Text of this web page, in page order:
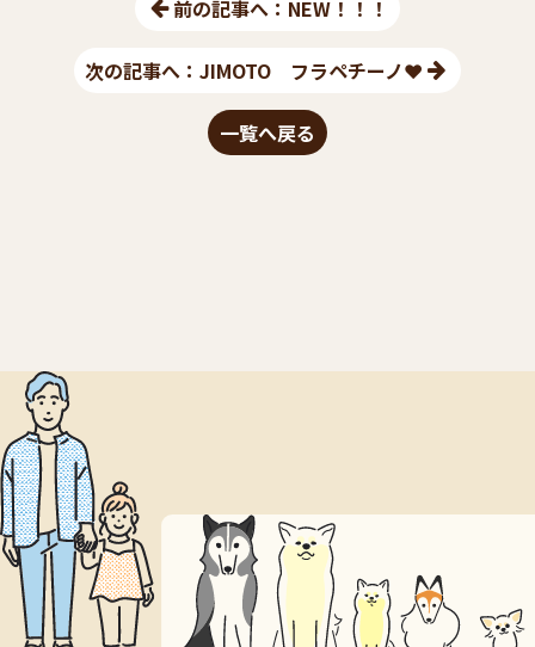
前の記事へ：NEW！！！
一覧へ戻る
次の記事へ：JIMOTO フラペチーノ❤︎